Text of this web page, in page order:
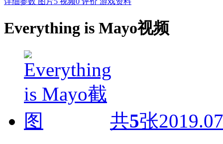
Everything is Mayo视频
共5张